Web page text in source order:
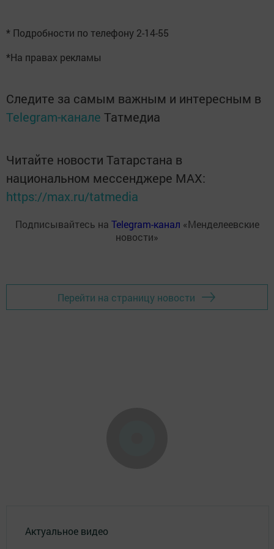
* Подробности по телефону 2-14-55
*На правах рекламы
Следите за самым важным и интересным в
Telegram-канале Татмедиа
Читайте новости Татарстана в
национальном мессенджере MАХ:
https://max.ru/tatmedia
Подписывайтесь на Telegram-канал «Менделеевские
новости»
Перейти на страницу новости
Актуальное видео